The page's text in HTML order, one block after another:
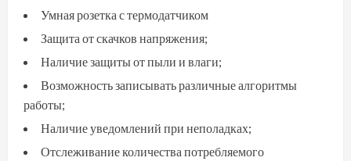
Умная розетка с термодатчиком
Защита от скачков напряжения;
Наличие защиты от пыли и влаги;
Возможность записывать различные алгоритмы
работы;
Наличие уведомлений при неполадках;
Отслеживание количества потребляемого